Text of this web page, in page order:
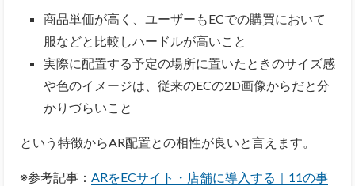
商品単価が高く、ユーザーもECでの購買において
服などと比較しハードルが高いこと
実際に配置する予定の場所に置いたときのサイズ感
や色のイメージは、従来のECの2D画像からだと分
かりづらいこと
という特徴からAR配置との相性が良いと言えます。
※参考記事： ARをECサイト・店舗に導入する｜11の事